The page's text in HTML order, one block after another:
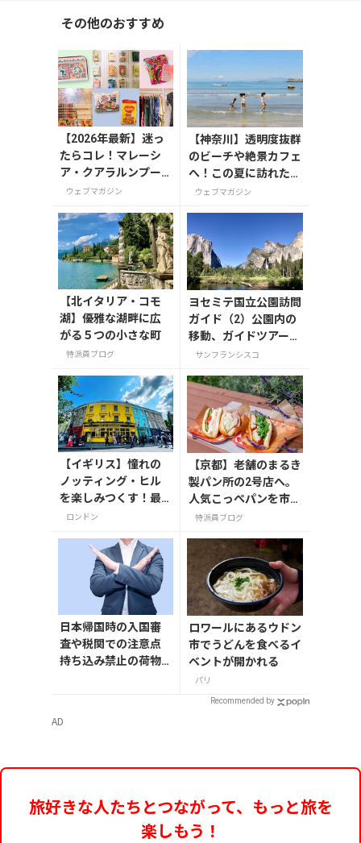
その他のおすすめ
【2026年最新】迷っ
たらコレ！マレーシ
ア・クアラルンプー
ルで絶対買いたいお
ウェブマガジン
【神奈川】透明度抜群
のビーチや絶景カフェ
へ！この夏に訪れたい
三浦半島の穴場スポッ
ウェブマガジン
【北イタリア・コモ
湖】優雅な湖畔に広
がる５つの小さな町
特派員ブログ
ヨセミテ国立公園訪問
ガイド（2）公園内の
移動、ガイドツアー
(2025年)
サンフランシスコ
【イギリス】憧れの
ノッティング・ヒル
を楽しみつくす！最
新おすすめスポット6
ロンドン
【京都】老舗のまるき
製パン所の2号店へ。
人気こっぺパンを市役
所で味わう
特派員ブログ
日本帰国時の入国審
査や税関での注意点
持ち込み禁止の荷物
ロワールにあるウドン
市でうどんを食べるイ
ベントが開かれる
パリ
Recommended by
AD
旅好きな人たちとつながって、もっと旅を
楽しもう！